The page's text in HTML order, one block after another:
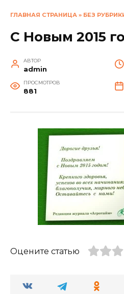
ГЛАВНАЯ СТРАНИЦА » БЕЗ
С Новым 2015
АВТОР
admin
ПРОСМОТРОВ
881
Оцените статью